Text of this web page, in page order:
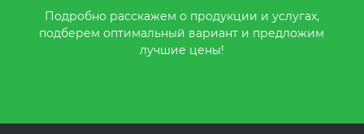
Подробно расскажем о продукции и услугах,
подберем оптимальный вариант и предложим
лучшие цены!